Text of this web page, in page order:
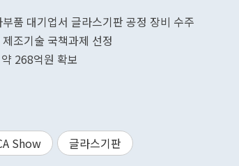
품 대기업서 글라스기판 공정 장비 수주
조기술 국책과제 선정
268억원 확보
Show 글라스기판